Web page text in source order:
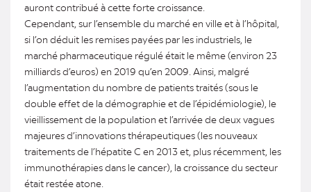
auront contribué à cette forte croissance.
Cependant, sur l’ensemble du marché en ville et à l’hôpital,
si l’on déduit les remises payées par les industriels, le
marché pharmaceutique régulé était le même (environ 23
milliards d’euros) en 2019 qu’en 2009. Ainsi, malgré
l’augmentation du nombre de patients traités (sous le
double effet de la démographie et de l’épidémiologie), le
vieillissement de la population et l’arrivée de deux vagues
majeures d’innovations thérapeutiques (les nouveaux
traitements de l’hépatite C en 2013 et, plus récemment, les
immunothérapies dans le cancer), la croissance du secteur
était restée atone.